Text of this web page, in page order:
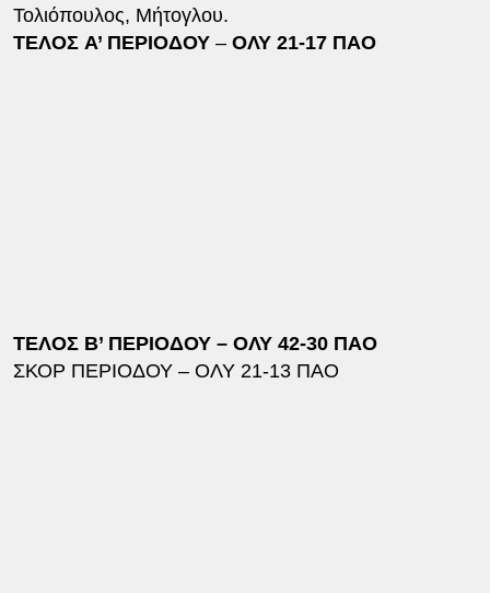
Τολιόπουλος, Μήτογλου.
ΤΕΛΟΣ A’ ΠΕΡΙΟΔΟΥ– ΟΛΥ 21-17 ΠΑΟ
ΤΕΛΟΣ Β’ ΠΕΡΙΟΔΟΥ – ΟΛΥ 42-30 ΠΑΟ
ΣΚΟΡ ΠΕΡΙΟΔΟΥ – ΟΛΥ 21-13 ΠΑΟ